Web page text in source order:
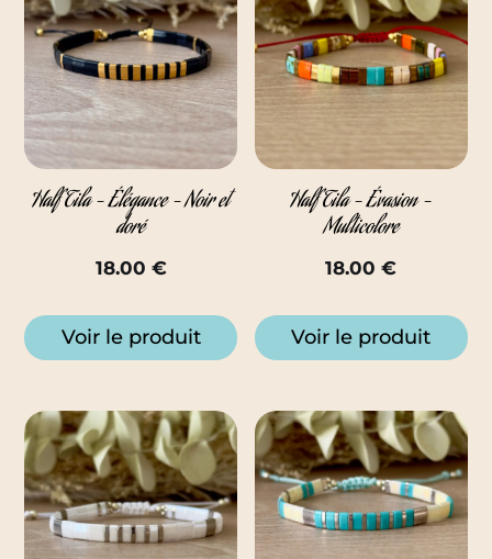
Half Tila – Élégance – Noir et
doré
18.00 €
Voir le produit
Half Tila – Évasion –
Multicolore
18.00€
Voir le produit